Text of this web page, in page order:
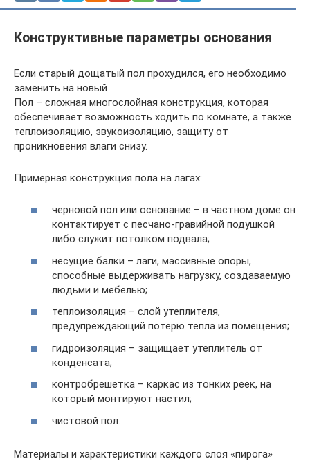
Конструктивные параметры основания
Если старый дощатый пол прохудился, его необходимо
заменить на новый
Пол – сложная многослойная конструкция, которая
обеспечивает возможность ходить по комнате, а также
теплоизоляцию, звукоизоляцию, защиту от
проникновения влаги снизу.
Примерная конструкция пола на лагах:
черновой пол или основание – в частном доме он
контактирует с песчано-гравийной подушкой
либо служит потолком подвала;
несущие балки – лаги, массивные опоры,
способные выдерживать нагрузку, создаваемую
людьми и мебелью;
теплоизоляция – слой утеплителя,
предупреждающий потерю тепла из помещения;
гидроизоляция – защищает утеплитель от
конденсата;
контробрешетка – каркас из тонких реек, на
который монтируют настил;
чистовой пол.
Материалы и характеристики каждого слоя «пирога»